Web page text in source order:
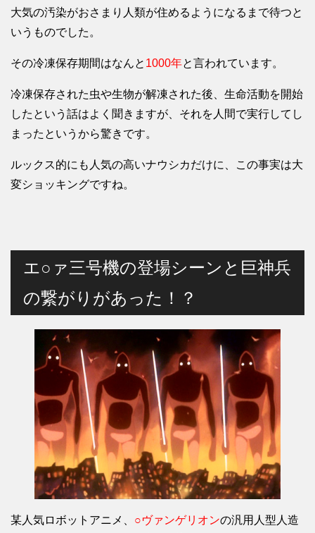
大気の汚染がおさまり人類が住めるようになるまで待つと
いうものでした。
その冷凍保存期間はなんと 1000年と言われています。
冷凍保存された虫や生物が解凍された後、生命活動を開始
したという話はよく聞きますが、それを人間で実行してし
まったというから驚きです。
ルックス的にも人気の高いナウシカだけに、この事実は大
変ショッキングですね。
エ○ァ三号機の登場シーンと巨神兵
の繋がりがあった！？
某人気ロボットアニメ、 ○ヴァンゲリオンの汎用人型人造